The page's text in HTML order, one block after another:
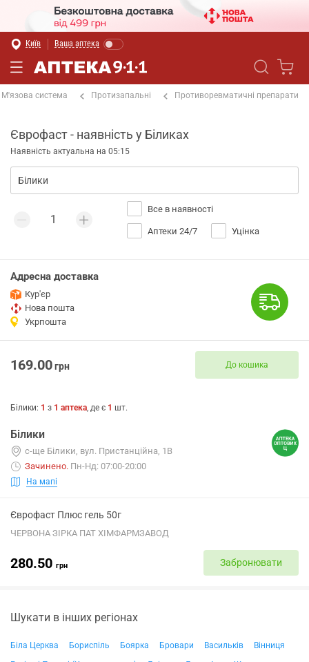
Київ Ваша аптека
М'язова система Протизапальні Противоревматичні препарати
Єврофаст - наявність у Біликах
Наявність актуальна на 05:15
Все в наявності
Аптеки 24/7 Уцінка
Адресна доставка
Кур'єр
Нова пошта
Укрпошта
169.00грн До кошика
Білики: 1 з 1 аптека, де є 1 шт.
Білики
с-ще Білики, вул. Пристанційна, 1В
Зачинено. Пн-Нд: 07:00-20:00
На мапі
Єврофаст Плюс гель 50г
ЧЕРВОНА ЗІРКА ПАТ ХІМФАРМЗАВОД
280.50 грн Забронювати
Шукати в інших регіонах
Біла Церква Бориспіль Боярка Бровари Васильків
Вінниця